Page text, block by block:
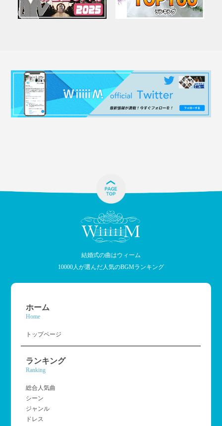
結婚式の曲はウィーム
10000人が選んだ人気のBGMランキング
ホーム
Home
トップページ
ランキング
Ranking
総合人気曲
シーン
ジャンル
ドレス